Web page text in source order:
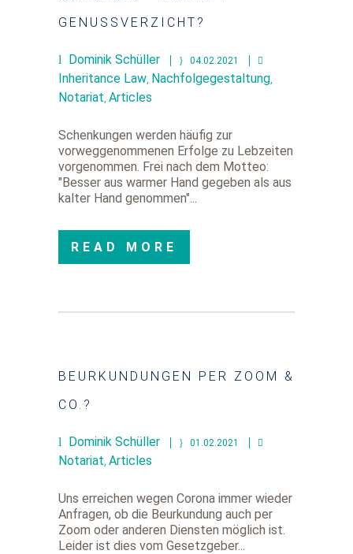
GENUSSVERZICHT?
Dominik Schüller 04.02.2021
Inheritance Law, Nachfolgegestaltung,
Notariat, Articles
Schenkungen werden häufig zur
vorweggenommenen Erfolge zu Lebzeiten
vorgenommen. Frei nach dem Motteo:
"Besser aus warmer Hand gegeben als aus
kalter Hand genommen"...
READ MORE
BEURKUNDUNGEN PER ZOOM &
CO.?
Dominik Schüller 01.02.2021
Notariat, Articles
Uns erreichen wegen Corona immer wieder
Anfragen, ob die Beurkundung auch per
Zoom oder anderen Diensten möglich ist.
Leider ist dies vom Gesetzgeber...